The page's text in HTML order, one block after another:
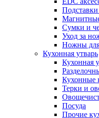
Сумки и
Уход за
Ножны
Кухонная утварь
Кухонная
Кухонные
Терки и
Посуда
Прочие